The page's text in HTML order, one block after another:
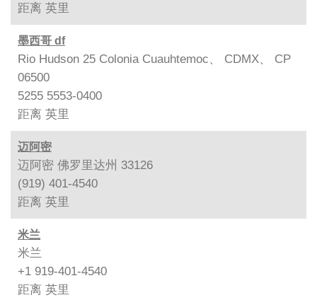
距离 英里
墨西哥 df
Rio Hudson 25 Colonia Cuauhtemoc、 CDMX、 CP
06500
5255 5553-0400
距离 英里
迈阿密
迈阿密 佛罗里达州 33126
(919) 401-4540
距离 英里
米兰
米兰
+1 919-401-4540
距离 英里